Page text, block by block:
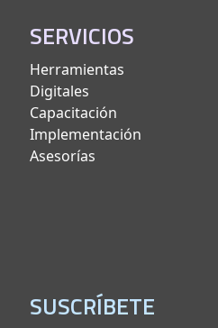
SERVICIOS
Herramientas
Digitales
Capacitación
Implementación
Asesorías
SUSCRÍBETE